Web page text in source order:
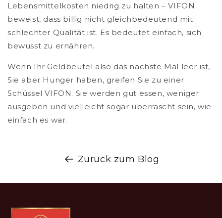
Lebensmittelkosten niedrig zu halten – VIFON
beweist, dass billig nicht gleichbedeutend mit
schlechter Qualität ist. Es bedeutet einfach, sich
bewusst zu ernähren.
Wenn Ihr Geldbeutel also das nächste Mal leer ist,
Sie aber Hunger haben, greifen Sie zu einer
Schüssel VIFON. Sie werden gut essen, weniger
ausgeben und vielleicht sogar überrascht sein, wie
einfach es war.
Zurück zum Blog